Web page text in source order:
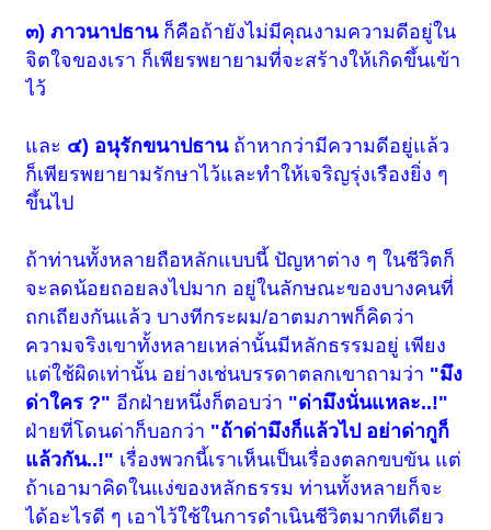
๓) ภาวนาปธานก็คือถ้ายังไม่มีคุณงามความดีอยู่ใน
จิตใจของเรา ก็เพียรพยายามที่จะสร้างให้เกิดขึ้นเข้า
ไว้
และ ๔) อนุรักขนาปธานถ้าหากว่ามีความดีอยู่แล้ว
ก็เพียรพยายามรักษาไว้และทำให้เจริญรุ่งเรืองยิ่ง ๆ
ขึ้นไป
ถ้าท่านทั้งหลายถือหลักแบบนี้ ปัญหาต่าง ๆ ในชีวิตก็
จะลดน้อยถอยลงไปมาก อยู่ในลักษณะของบางคนที่
ถกเถียงกันแล้ว บางทีกระผม/อาตมภาพก็คิดว่า
ความจริงเขาทั้งหลายเหล่านั้นมีหลักธรรมอยู่ เพียง
แต่ใช้ผิดเท่านั้น อย่างเช่นบรรดาตลกเขาถามว่า "มึง
ด่าใคร ?" อีกฝ่ายหนึ่งก็ตอบว่า "ด่ามึงนั่นแหละ..!"
ฝ่ายที่โดนด่าก็บอกว่า "ถ้าด่ามึงก็แล้วไป อย่าด่ากูก็
แล้วกัน..!" เรื่องพวกนี้เราเห็นเป็นเรื่องตลกขบขัน แต่
ถ้าเอามาคิดในแง่ของหลักธรรม ท่านทั้งหลายก็จะ
ได้อะไรดี ๆ เอาไว้ใช้ในการดำเนินชีวิตมากทีเดียว